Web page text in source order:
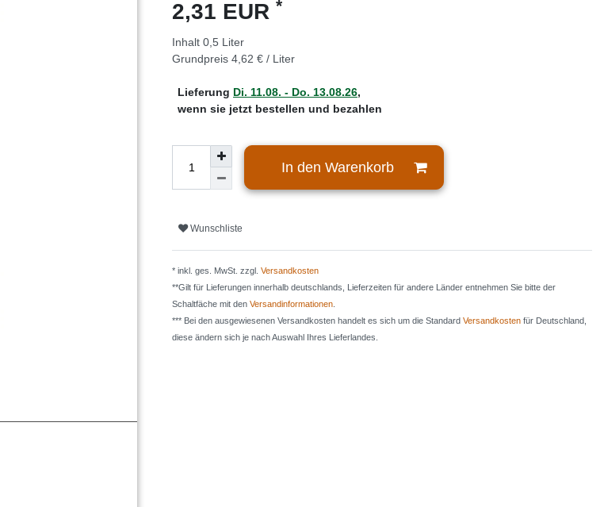
2,31 EUR *
Inhalt 0,5 Liter
Grundpreis 4,62 € / Liter
Lieferung Di. 11.08. - Do. 13.08.26,
wenn sie jetzt bestellen und bezahlen
In den Warenkorb
Wunschliste
* inkl. ges. MwSt. zzgl. Versandkosten
**Gilt für Lieferungen innerhalb deutschlands, Lieferzeiten für andere Länder entnehmen Sie bitte der
Schaltfäche mit den Versandinformationen
*** Bei den ausgewiesenen Versandkosten handelt es sich um die Standard Versandkosten für Deutschland,
diese ändern sich je nach Auswahl Ihres Lieferlandes.